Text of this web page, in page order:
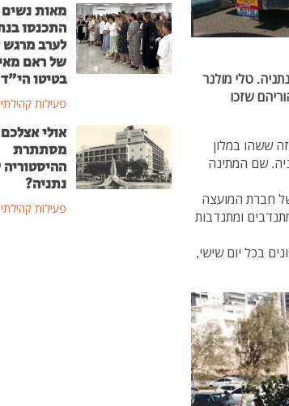
לנתניה. טלי מולנר
שזכו
20 משפחות מעוטף עזה ששהו במלון
שם המתינה
חברת המועצה
ומתנדבות
בכל יום שישי,
מאות נשים
התכנסו
לערב מרגש
של ראם
בטיטו הי"ד
פעילות
אולי
מסתתרת
נתניה?
פעילות